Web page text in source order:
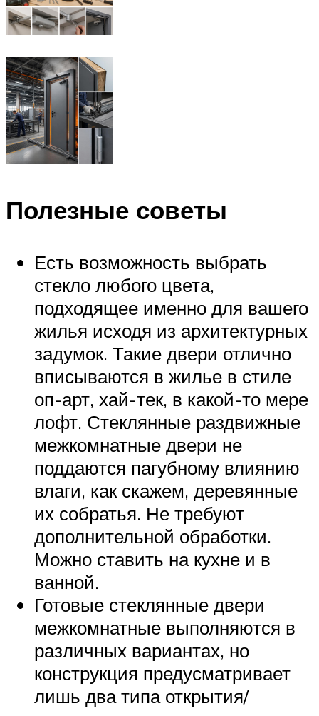
Полезные советы
Есть возможность выбрать
стекло любого цвета,
подходящее именно для вашего
жилья исходя из архитектурных
задумок. Такие двери отлично
вписываются в жилье в стиле
оп-арт, хай-тек, в какой-то мере
лофт. Стеклянные раздвижные
межкомнатные двери не
поддаются пагубному влиянию
влаги, как скажем, деревянные
их собратья. Не требуют
дополнительной обработки.
Можно ставить на кухне и в
ванной.
Готовые стеклянные двери
межкомнатные выполняются в
различных вариантах, но
конструкция предусматривает
лишь два типа открытия/